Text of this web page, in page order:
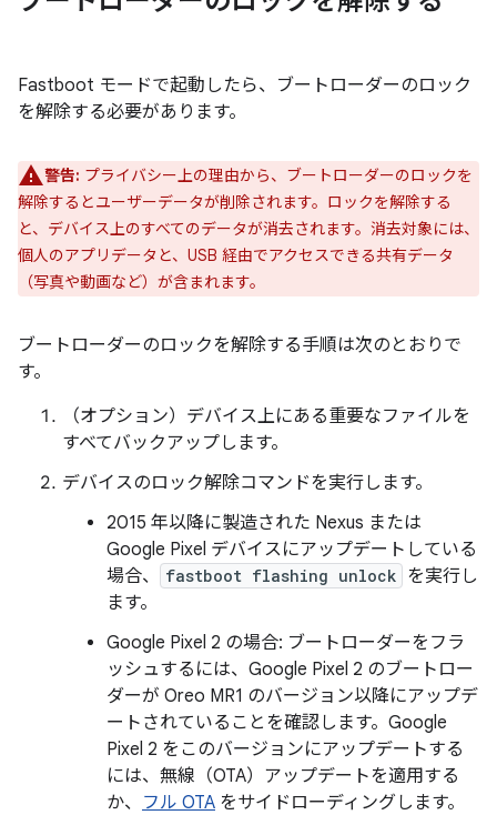
Fastboot モードで起動したら、ブートローダーのロック
を解除する必要があります。
警告: プライバシー上の理由から、ブートローダーのロックを
解除するとユーザーデータが削除されます。ロックを解除する
と、デバイス上のすべてのデータが消去されます。消去対象には、
個人のアプリデータと、USB 経由でアクセスできる共有データ
（写真や動画など）が含まれます。
ブートローダーのロックを解除する手順は次のとおりで
す。
（オプション）デバイス上にある重要なファイルを
すべてバックアップします。
デバイスのロック解除コマンドを実行します。
2015 年以降に製造された Nexus または
Google Pixel デバイスにアップデートしている
場合、
fastboot flashing unlock を実行し
ます。
Google Pixel 2 の場合: ブートローダーをフラ
ッシュするには、Google Pixel 2 のブートロー
ダーが Oreo MR1 のバージョン以降にアップデ
ートされていることを確認します。Google
Pixel 2 をこのバージョンにアップデートする
には、無線（OTA）アップデートを適用する
か、 フル OTA をサイドローディングします。